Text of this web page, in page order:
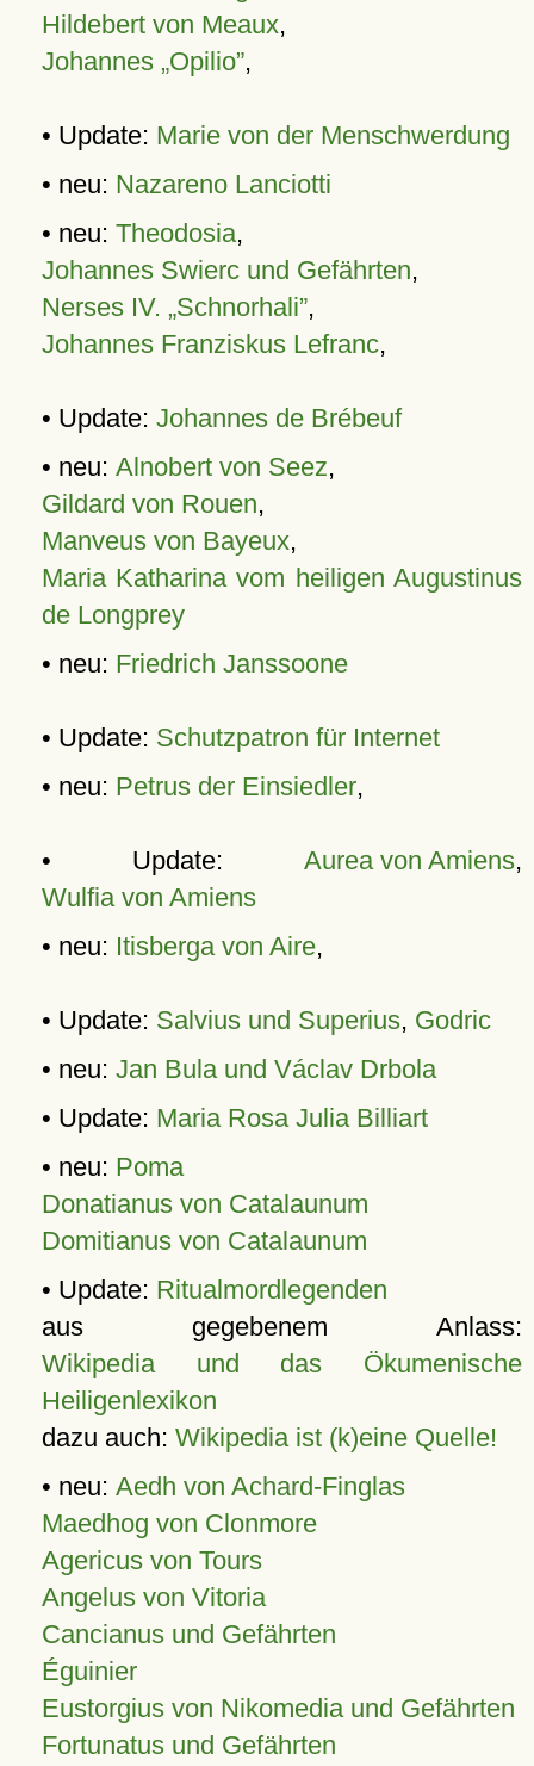
Hildebert von Meaux,
Johannes „Opilio”,
• Update: Marie von der Menschwerdung
• neu: Nazareno Lanciotti
• neu: Theodosia,
Johannes Swierc und Gefährten,
Nerses IV. „Schnorhali”,
Johannes Franziskus Lefranc,
• Update: Johannes de Brébeuf
• neu: Alnobert von Seez,
Gildard von Rouen,
Manveus von Bayeux,
Maria Katharina vom heiligen Augustinus
de Longprey
• neu: Friedrich Janssoone
• Update: Schutzpatron für Internet
• neu: Petrus der Einsiedler,
• Update: Aurea von Amiens,
Wulfia von Amiens
• neu: Itisberga von Aire,
• Update: Salvius und Superius, Godric
• neu: Jan Bula und Václav Drbola
• Update: Maria Rosa Julia Billiart
• neu: Poma
Donatianus von Catalaunum
Domitianus von Catalaunum
• Update: Ritualmordlegenden
aus gegebenem Anlass:
Wikipedia und das Ökumenische
Heiligenlexikon
dazu auch: Wikipedia ist (k)eine Quelle!
• neu: Aedh von Achard-Finglas
Maedhog von Clonmore
Agericus von Tours
Angelus von Vitoria
Cancianus und Gefährten
Éguinier
Eustorgius von Nikomedia und Gefährten
Fortunatus und Gefährten